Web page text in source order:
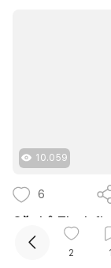
10.059
6
Căn hộ The
nghệ thuật
139DESIGN2 1